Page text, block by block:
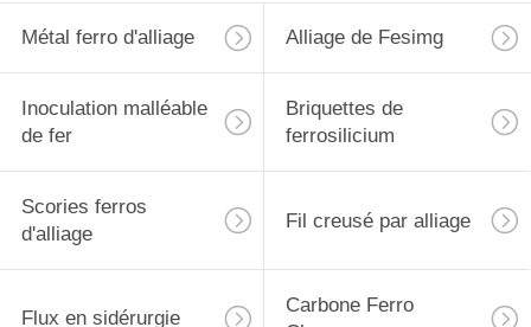
Métal ferro d'alliage Alliage de Fesimg
Inoculation malléable
de fer
Briquettes de
ferrosilicium
Scories ferros
d'alliage
Fil creusé par alliage
Flux en sidérurgie
Carbone Ferro